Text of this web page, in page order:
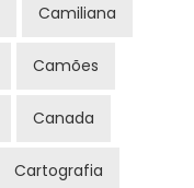
Camiliana
Camões
Canada
Cartografia